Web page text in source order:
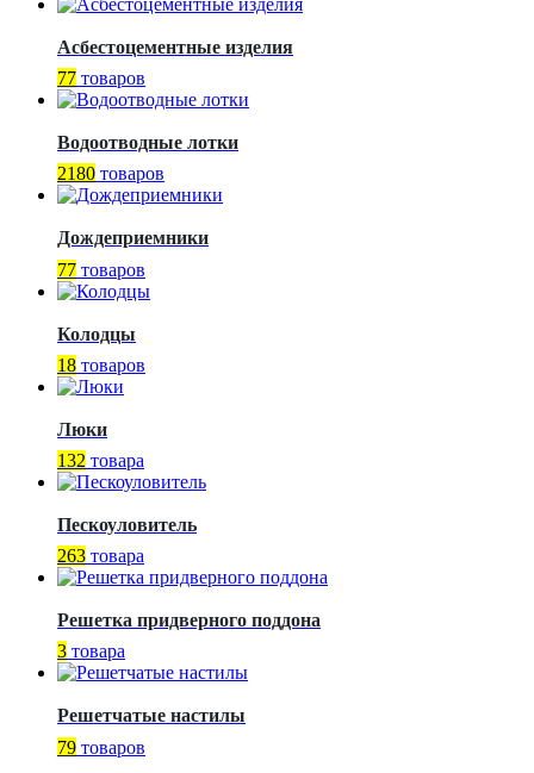
Асбестоцементные изделия
77 товаров
Водоотводные лотки
2180 товаров
Дождеприемники
77 товаров
Колодцы
18 товаров
Люки
132 товара
Пескоуловитель
263 товара
Решетка придверного поддона
3 товара
Решетчатые настилы
79 товаров